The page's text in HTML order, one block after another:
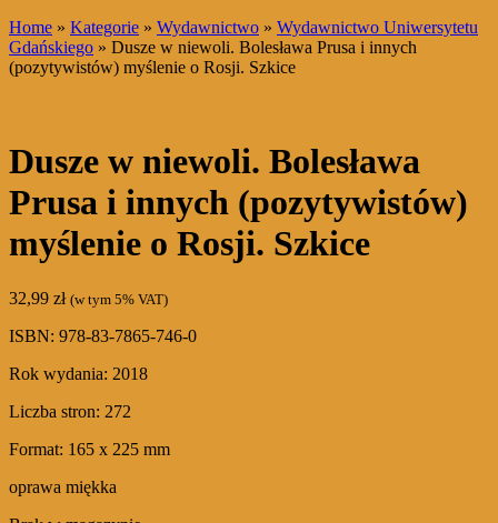
Home » Kategorie » Wydawnictwo » Wydawnictwo Uniwersytetu
Gdańskiego » Dusze w niewoli. Bolesława Prusa i innych
(pozytywistów) myślenie o Rosji. Szkice
Dusze w niewoli. Bolesława
Prusa i innych (pozytywistów)
myślenie o Rosji. Szkice
32,99 zł (w tym 5% VAT)
ISBN: 978-83-7865-746-0
Rok wydania: 2018
Liczba stron: 272
Format: 165 x 225 mm
oprawa miękka